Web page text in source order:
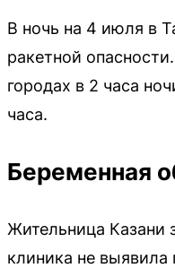
В ночь на 4 июля в
ракетной
городах в 2 часа
часа.
Беременная
Жительница Казани
клиника не выявила